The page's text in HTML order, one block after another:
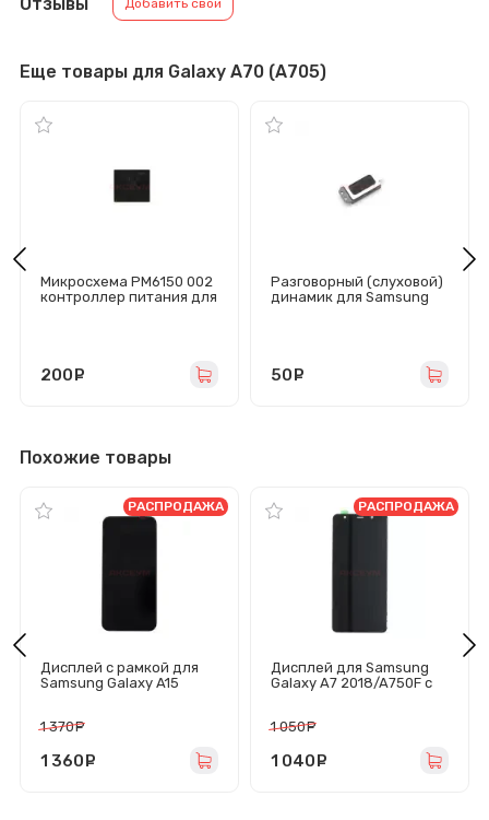
Добавить свой
Еще товары для Galaxy A70 (A705)
Микросхема PM6150 002
контроллер питания для
200
Разговорный (слуховой)
динамик для Samsung
50F/J330F/J400F/J510F/
50
Похожие товары
Дисплей с рамкой для
Samsung Galaxy A15
In-Cell
РАСПРОДАЖА
1 370
1 360
Дисплей для Samsung
Galaxy A7 2018/A750F с
РАСПРОДАЖА
1 050
1 040